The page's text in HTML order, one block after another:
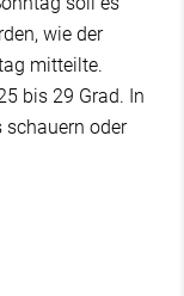
wie der
mitteilte.
bis 29 Grad. In
schauern oder